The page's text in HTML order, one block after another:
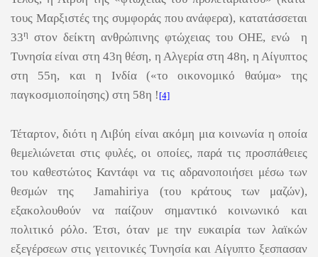
τους Μαρξιστές της συμφοράς που ανάφερα), κατατάσσεται
33η στον δείκτη ανθρώπινης φτώχειας του ΟΗΕ, ενώ η
Τυνησία είναι στη 43η θέση, η Αλγερία στη 48η, η Αίγυπτος
στη 55η, και η Ινδία («το οικονομικό θαύμα» της
παγκοσμιοποίησης) στη 58η ! [4]
Τέταρτον, διότι η Λιβύη είναι ακόμη μια κοινωνία η οποία
θεμελιώνεται στις φυλές, οι οποίες, παρά τις προσπάθειες
του καθεστώτος Καντάφι να τις αδρανοποιήσει μέσω των
θεσμών τηςJamahiriya (του κράτους των μαζών),
εξακολουθούν να παίζουν σημαντικό κοινωνικό και
πολιτικό ρόλο. Έτσι, όταν με την ευκαιρία των λαϊκών
εξεγέρσεων στις γειτονικές Τυνησία και Αίγυπτο ξεσπασαν